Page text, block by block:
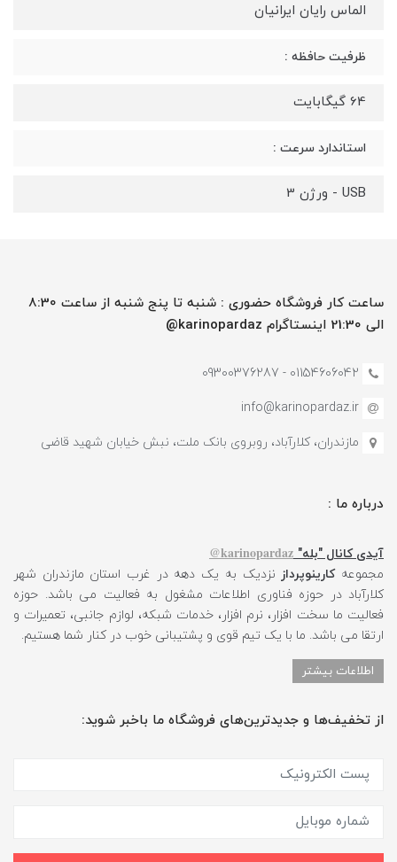
الماس رایان ایرانیان
ظرفیت حافظه :
64 گیگابایت
استاندارد سرعت :
USB - ورژن 3
ساعت کار فروشگاه حضوری : شنبه تا پنج شنبه از ساعت 8:30
الی 21:30 اینستاگرام karinopardaz@
01154606042 - 09300376287
info@karinopardaz.ir
مازندران، کلارآباد، روبروی بانک ملت، نبش خیابان شهید قاضی
درباره ما :
آیدی کانال "بله" karinopardaz@
مجموعهکارینوپرداز نزدیک به یک دهه در غرب استان مازندران شهر
کلارآباد در حوزه فناوری اطلاعات مشغول به فعالیت می باشد. حوزه
فعالیت ما سخت افزار، نرم افزار، خدمات شبکه، لوازم جانبی، تعمیرات و
ارتقا می باشد. ما با یک تیم قوی و پشتیبانی خوب در کنار شما هستیم.
اطلاعات بیشتر
از تخفیف‌ها و جدیدترین‌های فروشگاه ما باخبر شوید: